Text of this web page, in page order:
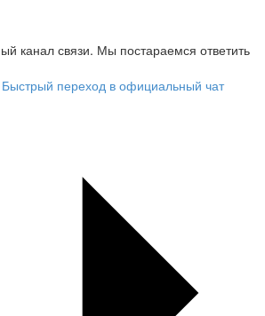
канал связи. Мы постараемся ответить
Быстрый переход в официальный чат